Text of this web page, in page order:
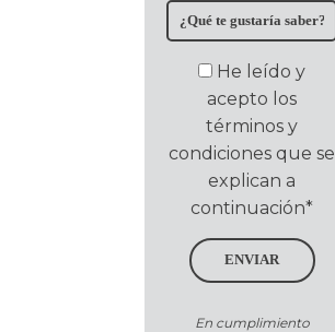
He leído y
acepto los
términos y
condiciones que se
explican a
continuación*
ENVIAR
En cumplimiento